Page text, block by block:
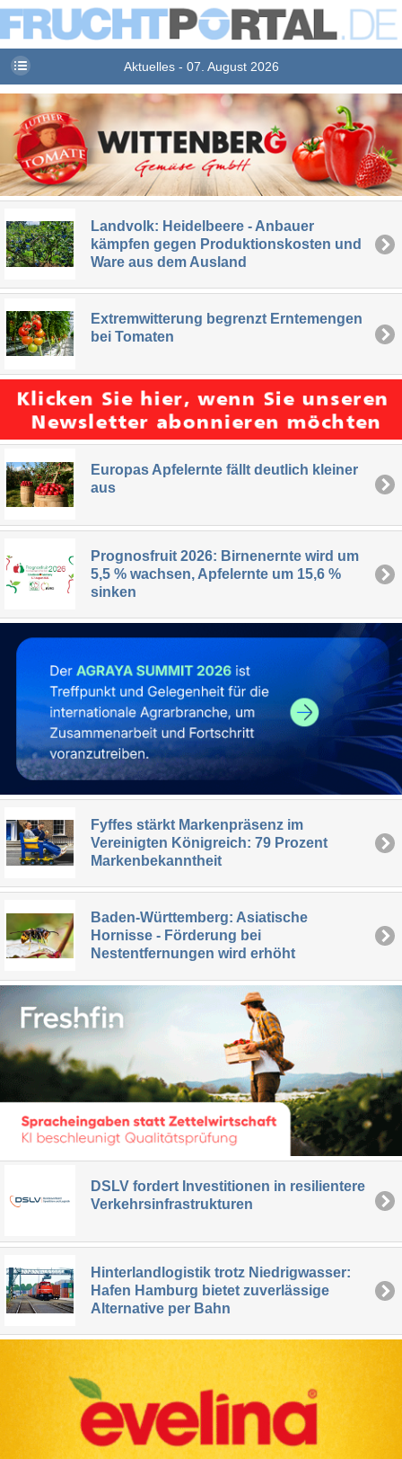
Aktuelles - 07. August 2026
Landvolk: Heidelbeere - Anbauer
kämpfen gegen Produktionskosten und
Ware aus dem Ausland
Extremwitterung begrenzt Erntemengen
bei Tomaten
Europas Apfelernte fällt deutlich kleiner
aus
Prognosfruit 2026: Birnenernte wird um
5,5 % wachsen, Apfelernte um 15,6 %
sinken
Fyffes stärkt Markenpräsenz im
Vereinigten Königreich: 79 Prozent
Markenbekanntheit
Baden-Württemberg: Asiatische
Hornisse - Förderung bei
Nestentfernungen wird erhöht
DSLV fordert Investitionen in resilientere
Verkehrsinfrastrukturen
Hinterlandlogistik trotz Niedrigwasser:
Hafen Hamburg bietet zuverlässige
Alternative per Bahn